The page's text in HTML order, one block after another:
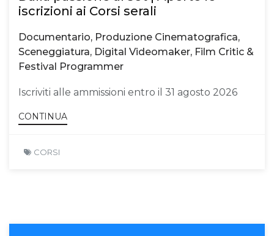
iscrizioni ai Corsi serali
Documentario, Produzione Cinematografica,
Sceneggiatura, Digital Videomaker, Film Critic &
Festival Programmer
Iscriviti alle ammissioni entro il 31 agosto 2026
CONTINUA
CORSI